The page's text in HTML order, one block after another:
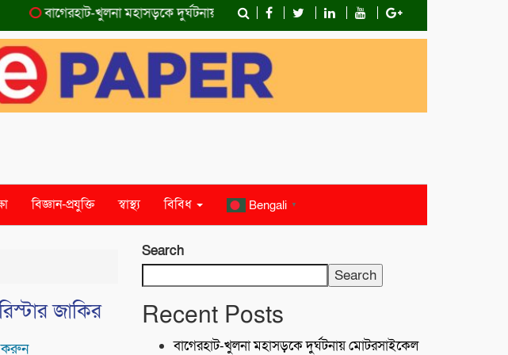
বাগেরহাট-খুলনা মহাসড়কে ‌দুর্ঘটনায় মোটরসাইকেল চালক নিহত কোস্ট গার্ডের অভিযান;টেকনাফে
বিজ্ঞান-প্রযুক্তি স্বাস্থ্য বিবিধ Bengali ▼
জাকির
করুন
Search
Search
Recent Posts
বাগেরহাট-খুলনা মহাসড়কে ‌দুর্ঘটনায় মোটরসাইকেল